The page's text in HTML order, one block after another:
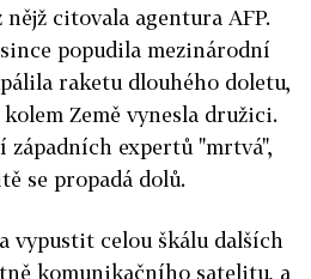
citovala agentura AFP.
popudila mezinárodní
raketu dlouhého doletu,
Země vynesla družici.
západních expertů "mrtvá",
se propadá dolů.
vypustit celou škálu dalších
komunikačního satelitu, a